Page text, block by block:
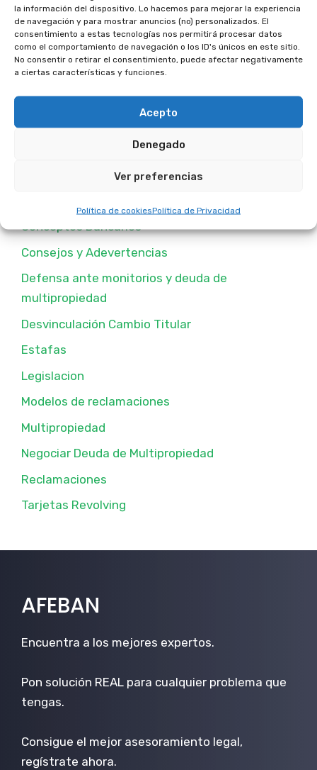
la información del dispositivo. Lo hacemos para mejorar la experiencia
de navegación y para mostrar anuncios (no) personalizados. El
consentimiento a estas tecnologías nos permitirá procesar datos
como el comportamiento de navegación o los ID's únicos en este sitio.
No consentir o retirar el consentimiento, puede afectar negativamente
a ciertas características y funciones.
Acepto
Denegado
Ver preferencias
Política de cookiesPolítica de Privacidad
Buscar
Buscar
Categorias Publicadas
Conceptos Bancarios
Consejos y Adevertencias
Defensa ante monitorios y deuda de
multipropiedad
Desvinculación Cambio Titular
Estafas
Legislacion
Modelos de reclamaciones
Multipropiedad
Negociar Deuda de Multipropiedad
Reclamaciones
Tarjetas Revolving
AFEBAN
Encuentra a los mejores expertos.
Pon solución REAL para cualquier problema que
tengas.
Consigue el mejor asesoramiento legal,
regístrate ahora.